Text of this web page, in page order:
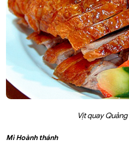
Vịt quay
Mì Hoành thánh